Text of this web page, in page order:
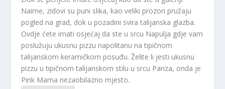
Naime, zidovi su puni slika, kao veliki prozori pružaju
pogled na grad, dok u pozadini svira talijanska glazba.
Ovdje ćete imati osjećaj da ste u srcu Napulja gdje vam
poslužuju ukusnu pizzu napolitanu na tipičnom
talijanskom keramičkom posuđu. Želite li jesti ukusnu
pizzu u tipičnom talijanskom stilu u srcu Pariza, onda je
Pink Mama nezaobilazno mjesto.